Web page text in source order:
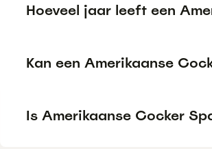
Hoeveel jaar leeft een
Kan een Amerikaanse
Is Amerikaanse Cocker